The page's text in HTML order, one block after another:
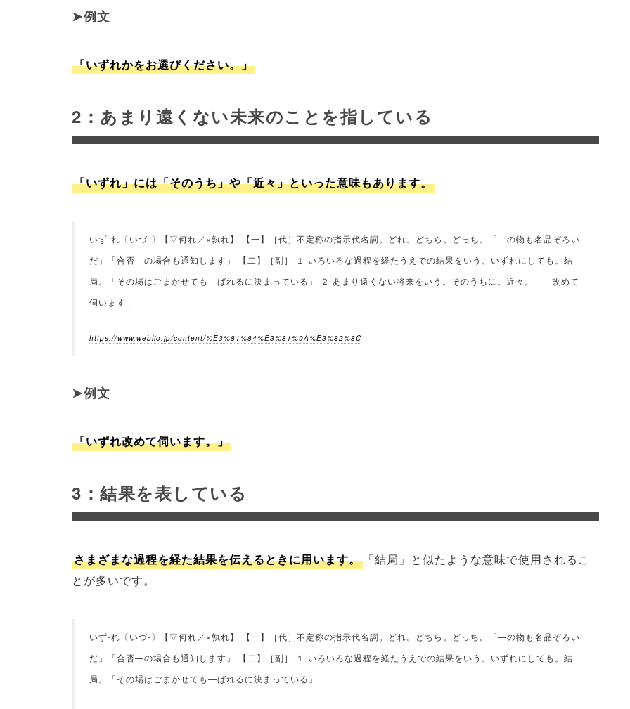
例文
「いずれかをお選びください。」
2：あまり遠くない未来のことを指している
「いずれ」には「そのうち」や「近々」といった意味もあります。
いず‐れ〔いづ‐〕【▽何れ／×孰れ】 【一】［代］不定称の指示代名詞。どれ。どちら。どっち。「—の物も名品ぞろい
だ」「合否—の場合も通知します」 【二】［副］ １ いろいろな過程を経たうえでの結果をいう。いずれにしても。結
局。「その場はごまかせても—ばれるに決まっている」 ２ あまり遠くない将来をいう。そのうちに。近々。「—改めて
伺います」
https://www.weblio.jp/content/%E3%81%84%E3%81%9A%E3%82%8C
例文
「いずれ改めて伺います。」
3：結果を表している
さまざまな過程を経た結果を伝えるときに用います。 「結局」と似たような意味で使用されるこ
とが多いです。
いず‐れ〔いづ‐〕【▽何れ／×孰れ】 【一】［代］不定称の指示代名詞。どれ。どちら。どっち。「—の物も名品ぞろい
だ」「合否—の場合も通知します」 【二】［副］ １ いろいろな過程を経たうえでの結果をいう。いずれにしても。結
局。「その場はごまかせても—ばれるに決まっている」